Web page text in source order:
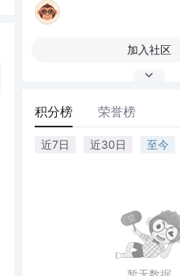
加入社区
积分榜 荣誉榜
近7日 近30日 至今